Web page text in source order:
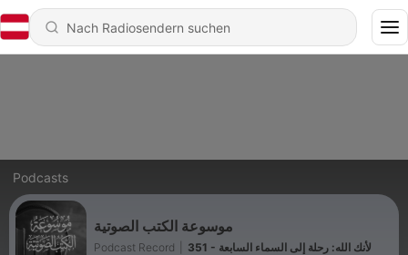
Podcasts
موسوعة الكتب الصوتية
Podcast Record 351 - لأنك الله: رحلة إلى السماء السابعة